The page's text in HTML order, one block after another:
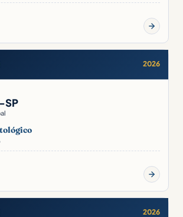
2026
SP
2026